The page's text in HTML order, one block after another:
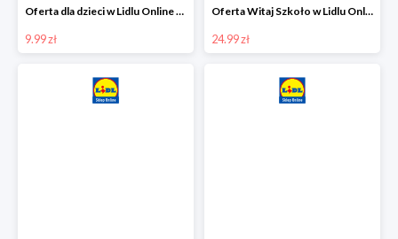
Oferta dla dzieci w Lidlu Online od 9,99 zł
9.99 zł
Oferta Witaj Szkoło w Lidlu Online od 24,99 zł
24.99 zł